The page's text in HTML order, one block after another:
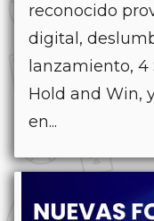
reconocido
digital,
lanzamiento,
Hold and Win,
en...